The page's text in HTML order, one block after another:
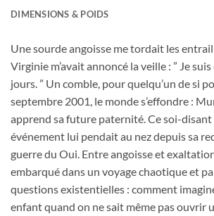
DIMENSIONS & POIDS
Une sourde angoisse me tordait les
Virginie m’avait annoncé la veille : ” Je
jours. ” Un comble, pour quelqu’un de si
septembre 2001, le monde s’effondre :
apprend sa future paternité. Ce soi-
événement lui pendait au nez depuis sa
guerre du Oui. Entre angoisse et
embarqué dans un voyage chaotique et
questions existentielles : comment
enfant quand on ne sait même pas ouvrir